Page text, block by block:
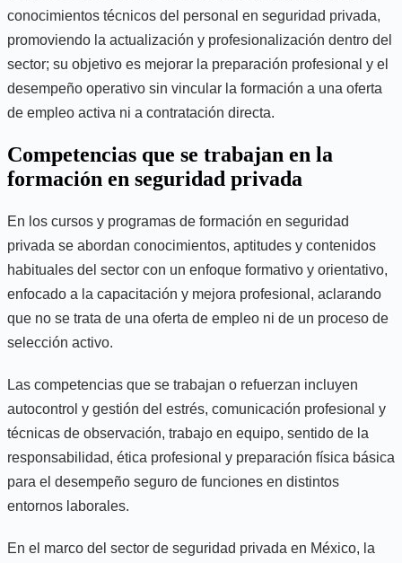
conocimientos técnicos del personal en seguridad privada,
promoviendo la actualización y profesionalización dentro del
sector; su objetivo es mejorar la preparación profesional y el
desempeño operativo sin vincular la formación a una oferta
de empleo activa ni a contratación directa.
Competencias que se trabajan en la
formación en seguridad privada
En los cursos y programas de formación en seguridad
privada se abordan conocimientos, aptitudes y contenidos
habituales del sector con un enfoque formativo y orientativo,
enfocado a la capacitación y mejora profesional, aclarando
que no se trata de una oferta de empleo ni de un proceso de
selección activo.
Las competencias que se trabajan o refuerzan incluyen
autocontrol y gestión del estrés, comunicación profesional y
técnicas de observación, trabajo en equipo, sentido de la
responsabilidad, ética profesional y preparación física básica
para el desempeño seguro de funciones en distintos
entornos laborales.
En el marco del sector de seguridad privada en México, la